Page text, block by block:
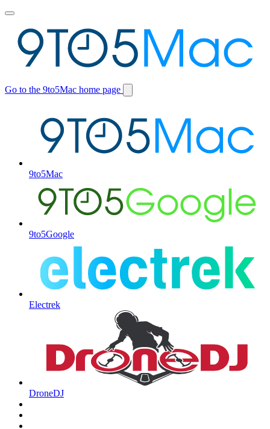
Toggle
menu
Go to the 9to5Mac home page
Switch
9to5Mac
9to5Google
Electrek
DroneDJ